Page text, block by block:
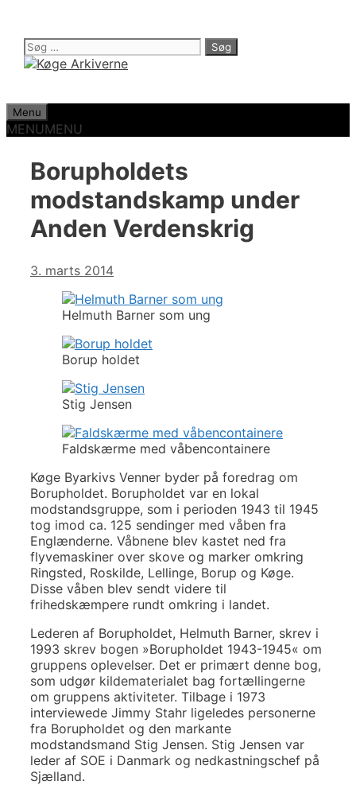
indhold
Søg
efter:
Menu
MENUMENU
Borupholdets
modstandskamp under
Anden Verdenskrig
3. marts 2014
Helmuth Barner som ung
Borup holdet
Stig Jensen
Faldskærme med våbencontainere
Køge Byarkivs Venner byder på foredrag om
Borupholdet. Borupholdet var en lokal
modstandsgruppe, som i perioden 1943 til 1945
tog imod ca. 125 sendinger med våben fra
Englænderne. Våbnene blev kastet ned fra
flyvemaskiner over skove og marker omkring
Ringsted, Roskilde, Lellinge, Borup og Køge.
Disse våben blev sendt videre til
frihedskæmpere rundt omkring i landet.
Lederen af Borupholdet, Helmuth Barner, skrev i
1993 skrev bogen »Borupholdet 1943-1945« om
gruppens oplevelser. Det er primært denne bog,
som udgør kildematerialet bag fortællingerne
om gruppens aktiviteter. Tilbage i 1973
interviewede Jimmy Stahr ligeledes personerne
fra Borupholdet og den markante
modstandsmand Stig Jensen. Stig Jensen var
leder af SOE i Danmark og nedkastningschef på
Sjælland.